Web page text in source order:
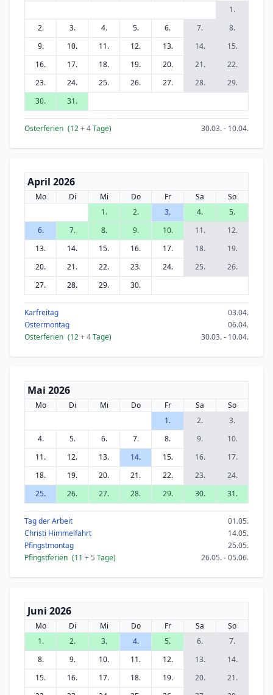
1.
2.
3. 4. 5. 6. 7.
8.
9.
10. 11. 12. 13. 14.
15.
16.
17. 18. 19. 20. 21.
22.
23.
24. 25. 26. 27. 28.
29.
30.
31.
Osterferien (12+ 4Tage) 30.03. - 10.04.
April 2026
Mo Di Mi Do Fr Sa
So
1.
2. 3. 4.
5.
6.
7. 8. 9. 10. 11.
12.
13.
14. 15. 16. 17. 18.
19.
20.
21. 22. 23. 24. 25.
26.
27.
28. 29. 30.
Karfreitag
03.04.
Ostermontag
06.04.
Osterferien (12+ 4Tage) 30.03. - 10.04.
Mai 2026
Mo Di Mi Do Fr Sa
So
1.
2.
3.
4.
5. 6. 7. 8. 9.
10.
11.
12. 13. 14. 15. 16.
17.
18.
19. 20. 21. 22. 23.
24.
25.
26. 27. 28. 29. 30. 31.
Tag der Arbeit
01.05.
Christi Himmelfahrt
14.05.
Pfingstmontag
25.05.
Pfingstferien (11 + 5 Tage) 26.05. - 05.06.
Juni 2026
Mo Di Mi Do Fr Sa
So
1.
2. 3. 4. 5. 6.
7.
8.
9. 10. 11. 12. 13.
14.
15.
16. 17. 18. 19. 20.
21.